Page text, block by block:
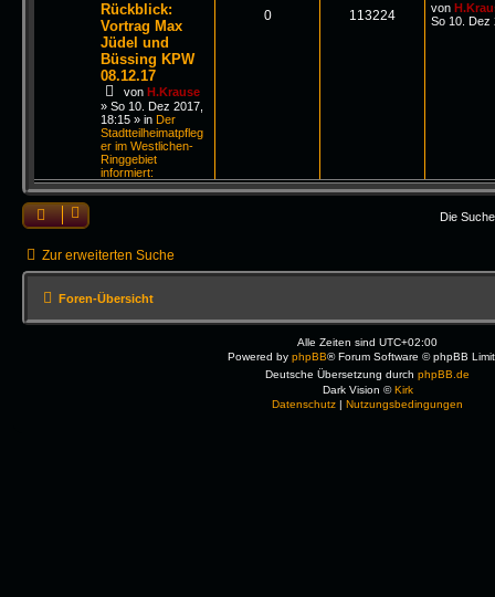
Rückblick:
Vortrag Max
Jüdel und
Büssing KPW
08.12.17
von H.Krause
» So 10. Dez 2017,
18:15 » in Der
Stadtteilheimatpfleg
er im Westlichen-
Ringgebiet
informiert:
0 113224 von
So 10. Dez
Die
Zur erweiterten Suche
Foren-Übersicht
Alle Zeiten sind UTC+02:00
Powered by phpBB® Forum Software © phpBB
Deutsche Übersetzung durch phpBB.de
Dark Vision ©Kirk
Datenschutz | Nutzungsbedingungen